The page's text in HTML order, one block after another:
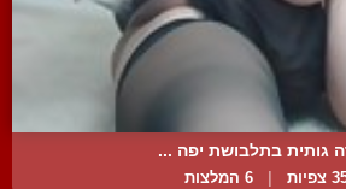
גותית בתלבושת יפה ...
| 6 המלצות